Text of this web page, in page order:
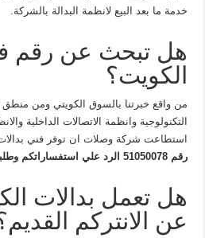
خدمة ما بعد البيع لانظمة البدالة بالشركة.
هل تبحث عن رقم
الكويت؟
من واقع خبرتنا بالسوق الكويتي ومن منطق
التكنولوجية وانظمة الاتصالات الداخلية
استطاعت شركة وصلات ان توفر فني
رقم 51050078 الرد علي استفساراتكم وطلباتكم
هل تعمل بدالات
عن الانتركم